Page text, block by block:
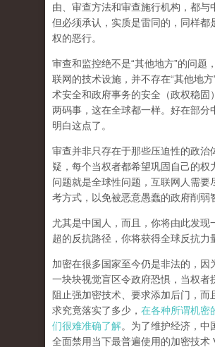
由、审查方法和审查施行机构，都与
但必须承认， 实质是雷同的，同样都
权的恶行。
审查和监控绝不是“其他地方”的问题
联网的技术设施，并不存在“其他地
术安全和政府事务的安全（政权稳固
两码事，这在全球都一样。好在部分
明白这点了。
审查并非只存在于那些压迫性的政治
疑，每个当权者都希望巩固自己的权
问题就是全球性问题，互联网人需要
考方式，以免被恶意愚蠢的政府削弱
尤其是中国人，而且，你将由此发现
超的反抗路径，你将获得全球反抗力
加密在很多国家至今仍是非法的，因
一块块视觉盲区令政府恐惧，当权者
阻止强加密技术、要求添加后门，而
求究竟落实了多少， 在各种所谓机密
们很难准确了解。为了维护经济，中
全面禁用当下最普遍使用的加密技术